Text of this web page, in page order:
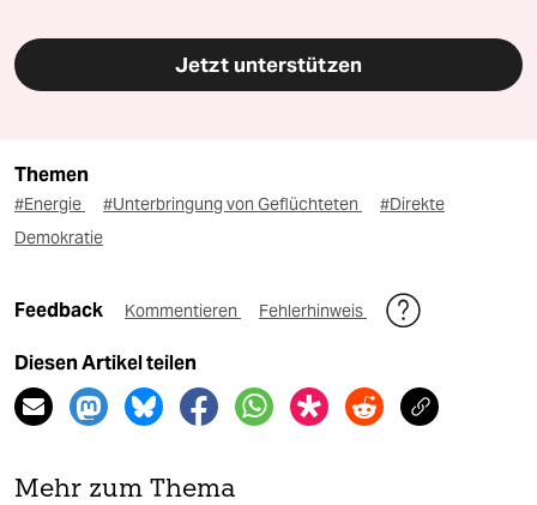
Jetzt unterstützen
Themen
#Energie #Unterbringung von Geflüchteten
#Direkte
Demokratie
Feedback Kommentieren Fehlerhinweis
Diesen Artikel teilen
Mehr zum Thema